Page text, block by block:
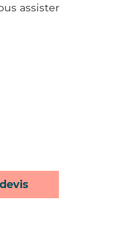
assister